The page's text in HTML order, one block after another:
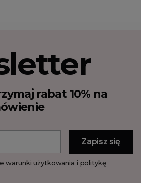
rabat 10% na
warunki użytkowania i politykę